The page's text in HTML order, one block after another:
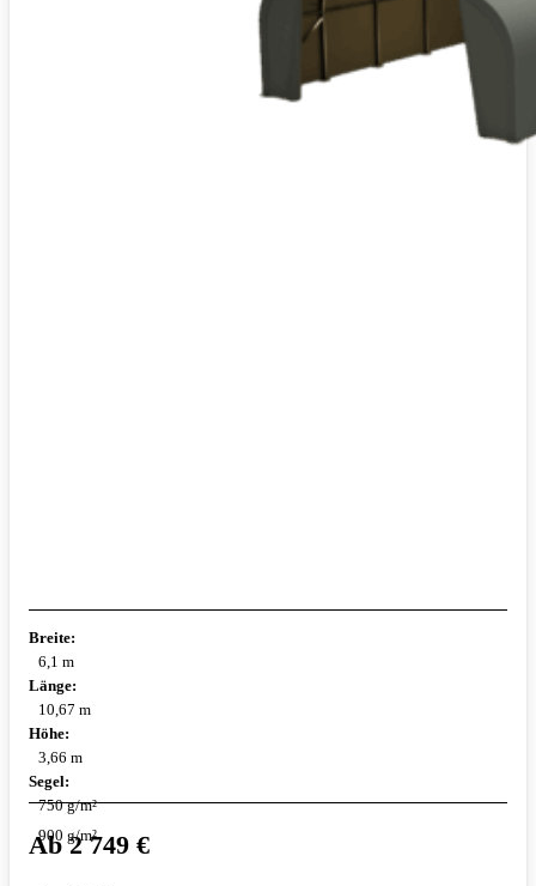
Breite:
6,1 m
Länge:
10,67 m
Höhe:
3,66 m
Segel:
750 g/m²
900 g/m²
Ab2 749 €